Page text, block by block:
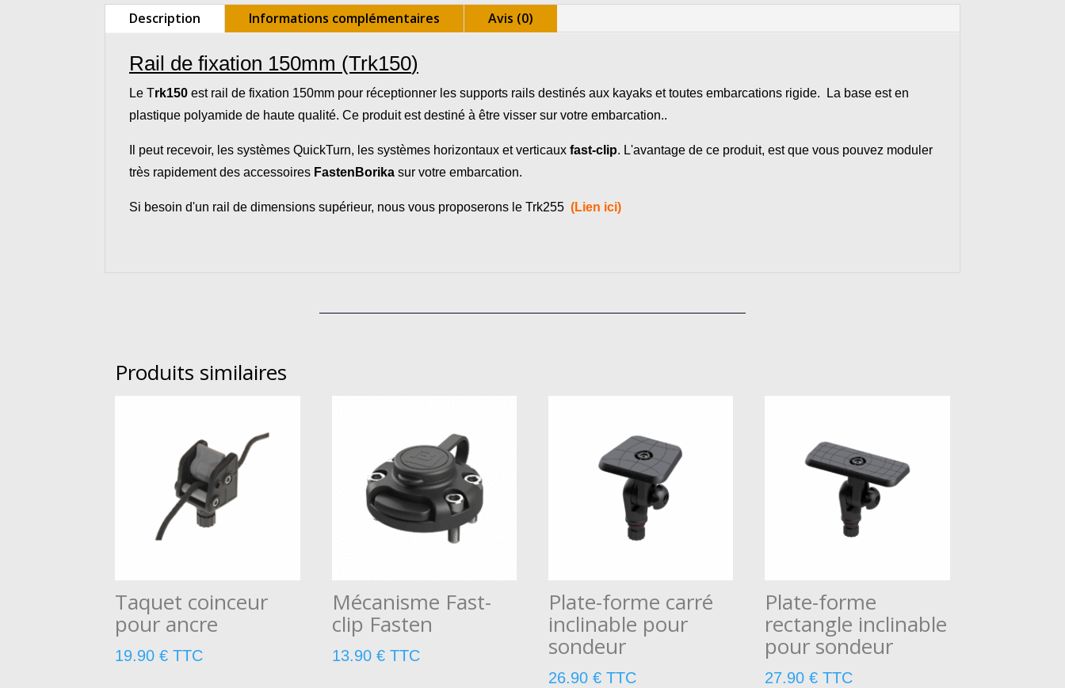
Description Informations complémentaires Avis (0)
Rail de fixation 150mm (Trk150)
Le Trk150 est rail de fixation 150mm pour réceptionner les supports rails destinés aux kayaks et toutes embarcations rigide. La base est en
plastique polyamide de haute qualité. Ce produit est destiné à être visser sur votre embarcation..
Il peut recevoir, les systèmes QuickTurn, les systèmes horizontaux et verticaux fast-clip. L'avantage de ce produit, est que vous pouvez moduler
très rapidement des accessoires FastenBorika sur votre embarcation.
Si besoin d'un rail de dimensions supérieur, nous vous proposerons le Trk255 (Lien ici)
Produits similaires
Taquet coinceur
pour ancre
19.90€ TTC
Mécanisme Fast-
clip Fasten
13.90 € TTC
Plate-forme carré
inclinable pour
sondeur
26.90 € TTC
Plate-forme
rectangle inclinable
pour sondeur
27.90€ TTC